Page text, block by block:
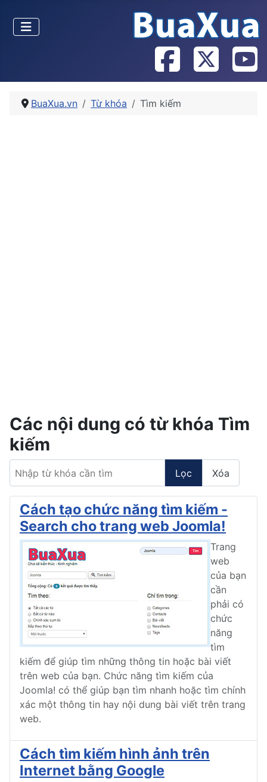
BuaXua.vn Từ khóa Tìm kiếm
Các nội dung có từ khóa Tìm
kiếm
Nhập từ khóa cần tìm
Lọc Xóa
Cách tạo chức năng tìm kiếm -
Search cho trang web Joomla!
Trang
web
của bạn
cần
phải có
chức
năng
tìm
kiếm để giúp tìm những thông tin hoặc bài viết
trên web của bạn. Chức năng tìm kiếm của
Joomla! có thể giúp bạn tìm nhanh hoặc tìm chính
xác một thông tin hay nội dung bài viết trên trang
web.
Cách tìm kiếm hình ảnh trên
Internet bằng Google